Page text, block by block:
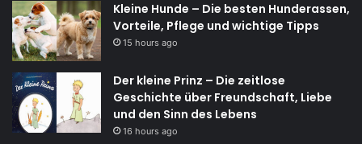
Kleine Hunde – Die besten Hunderassen,
Vorteile, Pflege und wichtige Tipps
15 hours ago
Der kleine Prinz – Die zeitlose
Geschichte über Freundschaft, Liebe
und den Sinn des Lebens
16 hours ago